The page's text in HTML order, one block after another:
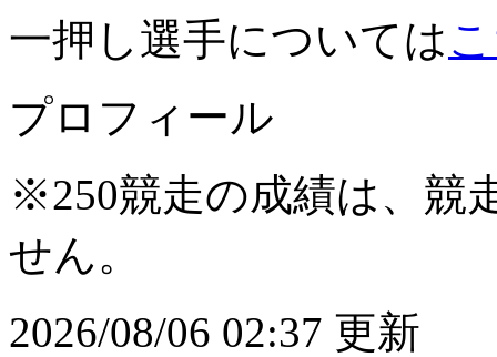
一押し選手については
プロフィール
※250競走の成績は、競
せん。
2026/08/06 02:37 更新